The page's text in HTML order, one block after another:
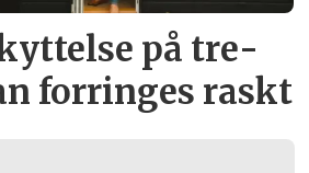
på tre­
forringes raskt